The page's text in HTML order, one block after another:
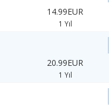
14.99EUR
1 Yıl
20.99EUR
1 Yıl